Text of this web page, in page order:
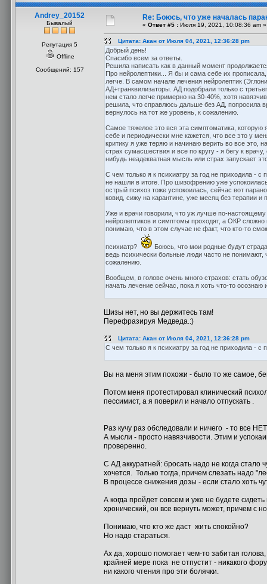
Andrey_20152
Бывалый
Репутация 5
Offline
Сообщений: 157
Re: Боюсь, что уже началась
« Ответ #5 : Июля 19, 2021, 10:08:36 am »
Цитата: Акан от Июля 04, 2021, 12:36:28 pm
Добрый день!
Спасибо всем за ответы.
Решила написать как в данный момент
Про нейролептики... Я бы и сама себе их
легче. В самом начале лечения нейролептик
АД+транквилизаторы. АД подобрали только с
нем стало легче примерно на 30-40%, хотя
решила, что справлюсь дальше без АД, попросила
вернулось на тот же уровень, к сожалению.
Самое тяжелое это вся эта симптоматика,
себе и периодически мне кажется, что все это у
критику я уже теряю и начинаю верить во все это,
страх сумасшествия и все по кругу - я бегу к
нибудь неадекватная мысль или страх запускает
С чем только я к психиатру за год не приходила -
не нашли в итоге. Про шизофрению уже
острый психоз тоже успокоилась, сейчас вот
ковид, сижу на карантине, уже месяц без терапии
Уже и врачи говорили, что уж лучше по-
нейролептиков и симптомы проходят, а ОКР сложно
понимаю, что в этом случае не факт, что кто-то
психиатр?
Боюсь, что мои родные будут
ведь психически больные люди часто не понимают,
сожалению.
Вообщем, в голове очень много страхов: стать
начать лечение сейчас, пока я хоть что-то
Шизы нет, но вы держитесь там!
Перефразируя Медведа.:)
Цитата: Акан от Июля 04, 2021, 12:36:28 pm
С чем только я к психиатру за год не приходила -
Вы на меня этим похожи - было то же самое,
Потом меня протестировал клинический
пессимист, а я поверил и начало отпускать .
Раз кучу раз обследовали и ничего - то все
А мысли - просто навязчивости. Этим и
проверенно.
С АД аккуратней: бросать надо не когда стало
хочется. Только тогда, причем слезать надо
В процессе снижения дозы - если стало хоть
А когда пройдет совсем и уже не будете
хронический, он все вернуть может, причем с
Понимаю, что кто же даст жить спокойно?
Но надо стараться.
Ах да, хорошо помогает чем-то забитая
крайней мере пока не отпустит - никакого
ни какого чтения про эти болячки.